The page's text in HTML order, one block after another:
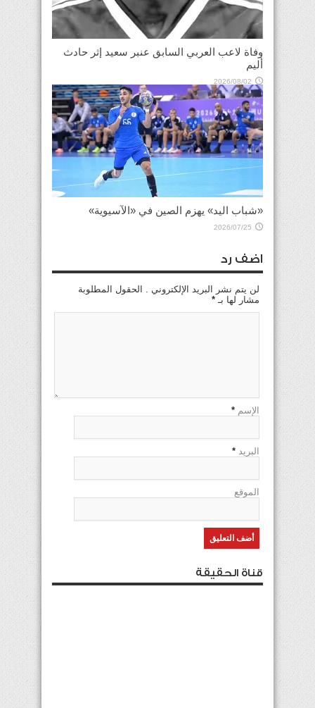
وفاة لاعب العربي السابق عنبر سعيد إثر حادث
أليم
2026/08/02
«شباب اليد» يهزم الصين في «الآسيوية»
2026/07/25
اضف رد
لن يتم نشر البريد الإلكتروني . الحقول المطلوبة
مشار لها بـ *
الإسم *
البريد *
الموقع
قناة الحقيقة